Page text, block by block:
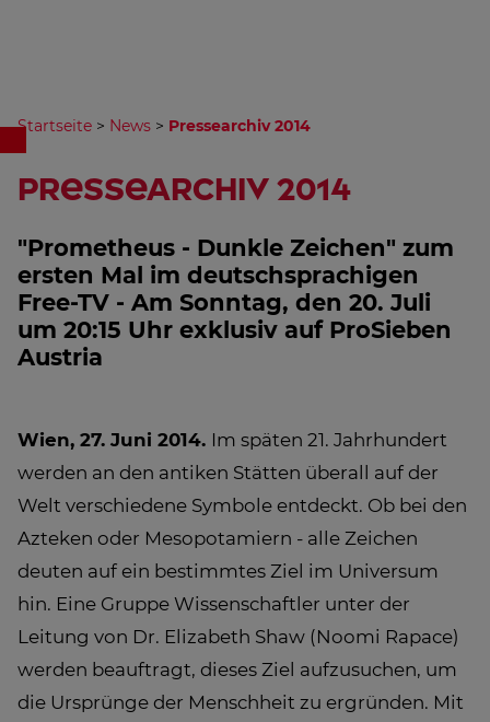
Startseite > News > Pressearchiv 2014
Pressearchiv 2014
"Prometheus - Dunkle Zeichen" zum
ersten Mal im deutschsprachigen
Free-TV - Am Sonntag, den 20. Juli
um 20:15 Uhr exklusiv auf ProSieben
Austria
Wien, 27. Juni 2014. Im späten 21. Jahrhundert
werden an den antiken Stätten überall auf der
Welt verschiedene Symbole entdeckt. Ob bei den
Azteken oder Mesopotamiern - alle Zeichen
deuten auf ein bestimmtes Ziel im Universum
hin. Eine Gruppe Wissenschaftler unter der
Leitung von Dr. Elizabeth Shaw (Noomi Rapace)
werden beauftragt, dieses Ziel aufzusuchen, um
die Ursprünge der Menschheit zu ergründen. Mit